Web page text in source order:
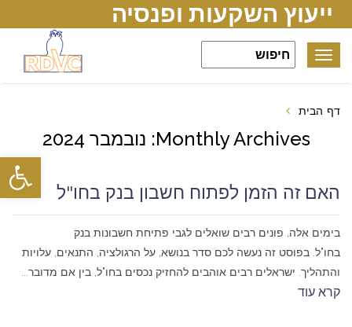
פתח
ייעוץ השקעות ופנסיה
Toggle
דף הבית
Monthly Archives: נובמבר 2024
האם זה הזמן לפתוח חשבון בנק בחו"ל
בימים אלה, פונים רבים שואלים לגבי פתיחת חשבונות בנק
בחו"ל. בפוסט זה נעשה לכם סדר בנושא, על הרגולציה, התנאים, עלויות
והתהליך. ישראלים רבים אוהבים להחזיק נכסים בחו"ל, בין אם מדובר...
קרא עוד